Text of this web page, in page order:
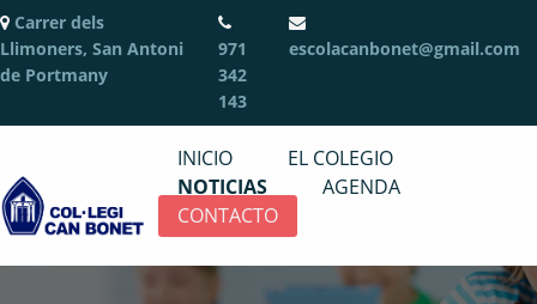
Carrer dels
Llimoners, San Antoni
de Portmany
971
342
143
escolacanbonet@gmail.com
INICIO
EL COLEGIO
NOTICIAS
AGENDA
CONTACTO